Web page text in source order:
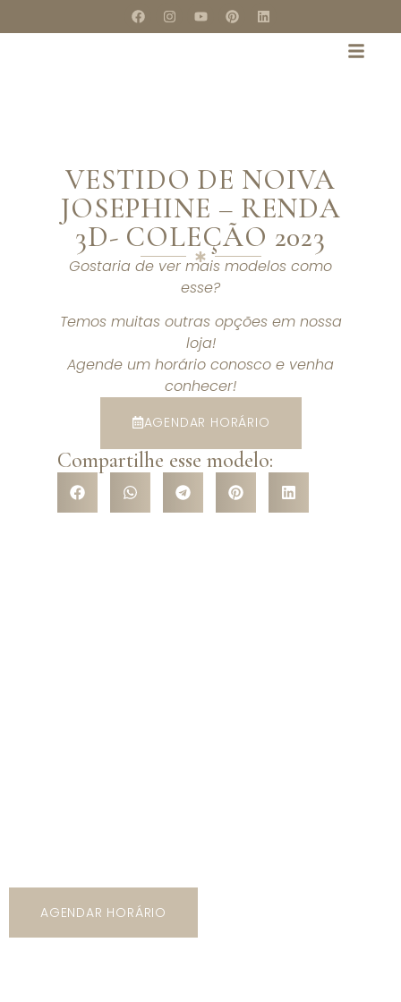
VESTIDO DE NOIVA
JOSEPHINE – RENDA
3D- COLEÇÃO 2023
Gostaria de ver mais modelos como
esse?
Temos muitas outras opções em nossa
loja!
Agende um horário conosco e venha
conhecer!
AGENDAR HORÁRIO
Compartilhe esse modelo:
AGENDAR HORÁRIO